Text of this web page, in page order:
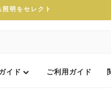
明をセレクト
イド ご利用ガイド